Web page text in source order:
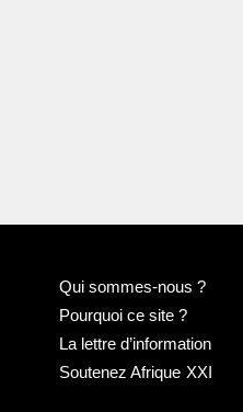
Qui sommes-nous ?
Pourquoi ce site ?
La lettre d’information
Soutenez Afrique XXI